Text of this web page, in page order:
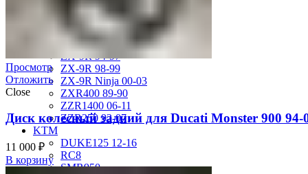
ZX-6R 07-08
ZX-6R 09-17
ZX-6R 13-16
ZX-6R 98-99
ZX-9R 94-97
ZX-9R 98-99
ZX-9R Ninja 00-03
ZXR400 89-90
ZZR1400 06-11
ZZR250 92-07
KTM
DUKE125 12-16
RC8
SMR950
Просмотр
Отложить
Close
Диск колесный задний для Ducati Monster 900 94-
11 000 ₽
В корзину